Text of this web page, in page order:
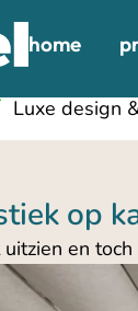
home
Luxe design
op
en